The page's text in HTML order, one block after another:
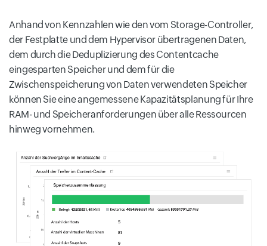
Anhand von Kennzahlen wie den vom Storage-Controller,
der Festplatte und dem Hypervisor übertragenen Daten,
dem durch die Deduplizierung des Contentcache
eingesparten Speicher und dem für die
Zwischenspeicherung von Daten verwendeten Speicher
können Sie eine angemessene Kapazitätsplanung für Ihre
RAM- und Speicheranforderungen über alle Ressourcen
hinweg vornehmen.